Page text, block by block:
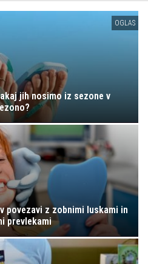
OGLAS
jih nosimo iz sezone v
povezavi z zobnimi luskami in
prevlekami